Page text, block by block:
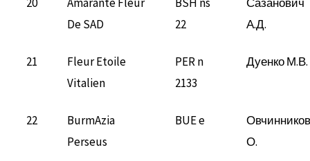
De SAD
22
А.Д.
21
Fleur Etoile
Vitalien
PER n
2133
Дуенко М.В.
22
BurmAzia
Perseus
BUE e
О.